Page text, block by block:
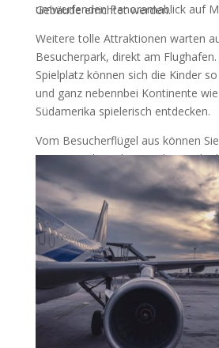
Gebäude errichtet werden.
umwerfenden Panoramablick auf
Weitere tolle Attraktionen warten
Besucherpark, direkt am
Spielplatz können sich die Kinder
und ganz nebennbei Kontinente
Südamerika spielerisch entdecken.
Vom Besucherflügel aus können
Starten und Landen zusehen. Oder
vergangene Zeiten und steigen in
Douglas DC-3, der Super
ein oder besuchen Sie die
tauchen in eine Welt neuster